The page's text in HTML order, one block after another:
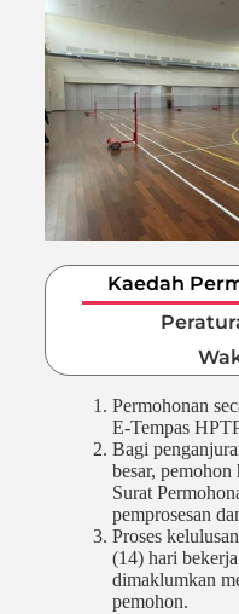
Kaedah
Permohonan
E-Tempas
Bagi
besar,
Surat
pemprosesan
Proses
(14) hari
dimaklumkan
pemohon.